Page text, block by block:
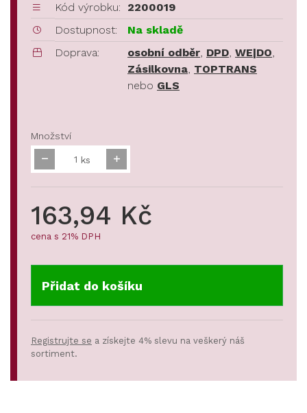
Kód výrobku:
2200019
Dostupnost:
Na skladě
Doprava:
osobní odběr, DPD, WE|DO,
Zásilkovna, TOPTRANS
nebo GLS
Množství
ks
163,94 Kč
cena s 21% DPH
Přidat do košíku
Registrujte se a získejte 4% slevu na veškerý náš
sortiment.